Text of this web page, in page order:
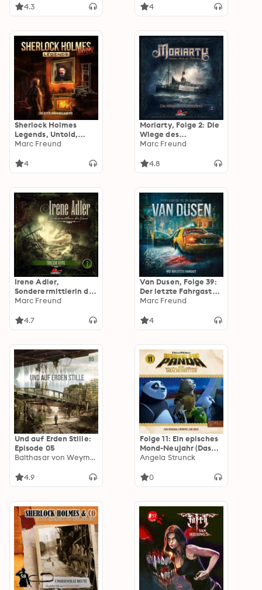
4.3 4
Sherlock Holmes
Legends, Untold,
Folge 13: Die roten
(ungekürzt)
Marc Freund
4
Moriarty, Folge 2: Die
Wiege des
Verbrechens
Marc Freund
4.8
Irene Adler,
Sonderermittlerin der
Krone, Folge 7:
Marc Freund
4.7
Van Dusen, Folge 39:
Der letzte Fahrgast
(ungekürzt)
Marc Freund
4
Und auf Erden Stille:
Episode 05
Balthasar von Weymarn
4.9
Folge 11: Ein episches
Mond-Neujahr (Das
Original-Hörspiel zur
Angela Strunck
0